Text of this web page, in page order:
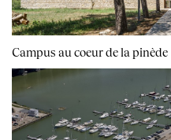
Campus au coeur de la pinède